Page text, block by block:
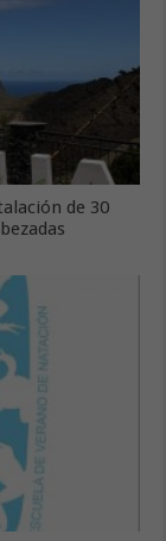
de 30